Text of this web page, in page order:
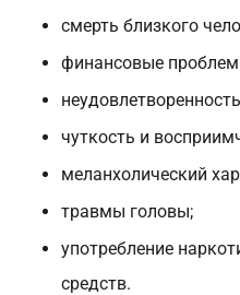
смерть близкого
финансовые
чуткость и
меланхолический
травмы головы;
употребление
средств.